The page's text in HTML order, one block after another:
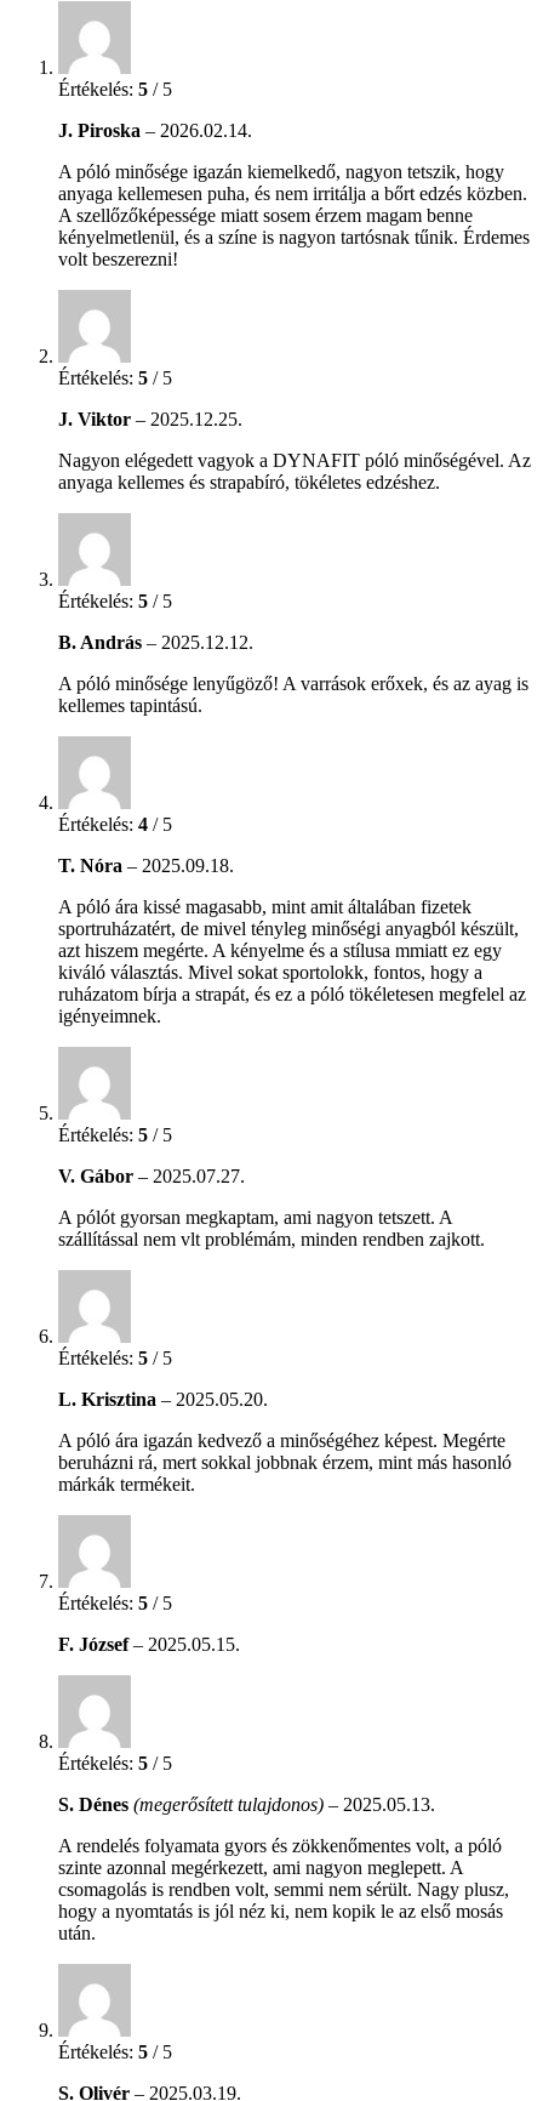
Értékelés: 5 / 5
J. Piroska – 2026.02.14.
A póló minősége igazán kiemelkedő, nagyon tetszik, hogy
anyaga kellemesen puha, és nem irritálja a bőrt edzés közben.
A szellőzőképessége miatt sosem érzem magam benne
kényelmetlenül, és a színe is nagyon tartósnak tűnik. Érdemes
volt beszerezni!
Értékelés: 5 / 5
J. Viktor – 2025.12.25.
Nagyon elégedett vagyok a DYNAFIT póló minőségével. Az
anyaga kellemes és strapabíró, tökéletes edzéshez.
Értékelés: 5 / 5
B. András – 2025.12.12.
A póló minősége lenyűgöző! A varrások erőxek, és az ayag is
kellemes tapintású.
Értékelés: 4 / 5
T. Nóra – 2025.09.18.
A póló ára kissé magasabb, mint amit általában fizetek
sportruházatért, de mivel tényleg minőségi anyagból készült,
azt hiszem megérte. A kényelme és a stílusa mmiatt ez egy
kiváló választás. Mivel sokat sportolokk, fontos, hogy a
ruházatom bírja a strapát, és ez a póló tökéletesen megfelel az
igényeimnek.
Értékelés: 5 / 5
V. Gábor – 2025.07.27.
A pólót gyorsan megkaptam, ami nagyon tetszett. A
szállítással nem vlt problémám, minden rendben zajkott.
Értékelés: 5 / 5
L. Krisztina – 2025.05.20.
A póló ára igazán kedvező a minőségéhez képest. Megérte
beruházni rá, mert sokkal jobbnak érzem, mint más hasonló
márkák termékeit.
Értékelés: 5 / 5
F. József– 2025.05.15.
Értékelés: 5 / 5
S. Dénes (megerősített tulajdonos) – 2025.05.13.
A rendelés folyamata gyors és zökkenőmentes volt, a póló
szinte azonnal megérkezett, ami nagyon meglepett. A
csomagolás is rendben volt, semmi nem sérült. Nagy plusz,
hogy a nyomtatás is jól néz ki, nem kopik le az első mosás
után.
Értékelés: 5 / 5
S. Olivér – 2025.03.19.